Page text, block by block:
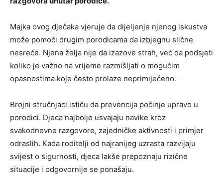
Majka ovog dječaka vjeruje da dijeljenje njenog iskustva
može pomoći drugim porodicama da izbjegnu slične
nesreće. Njena želja nije da izazove strah, već da podsjeti
koliko je važno na vrijeme razmišljati o mogućim
opasnostima koje često prolaze neprimijećeno.
Brojni stručnjaci ističu da prevencija počinje upravo u
porodici. Djeca najbolje usvajaju navike kroz
svakodnevne razgovore, zajedničke aktivnosti i primjer
odraslih. Kada roditelji od najranijeg uzrasta razvijaju
svijest o sigurnosti, djeca lakše prepoznaju rizične
situacije i odgovornije se ponašaju.